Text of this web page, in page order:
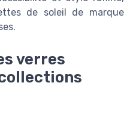
de soleil de marque
verres